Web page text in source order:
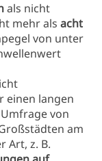
als nicht
mehr als acht
von unter
einen langen
von
am
Art, z. B.